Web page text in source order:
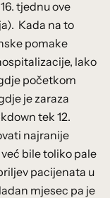
tjednu ove
Kada na to
pomake
lako
početkom
je zaraza
tek 12.
najranije
već bile toliko pale
pacijenata u
mjesec pa je